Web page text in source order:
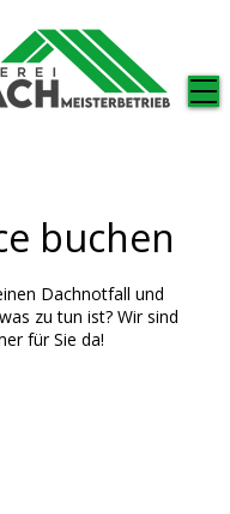
buchen
Dachnotfall und
zu tun ist? Wir sind
für Sie da!